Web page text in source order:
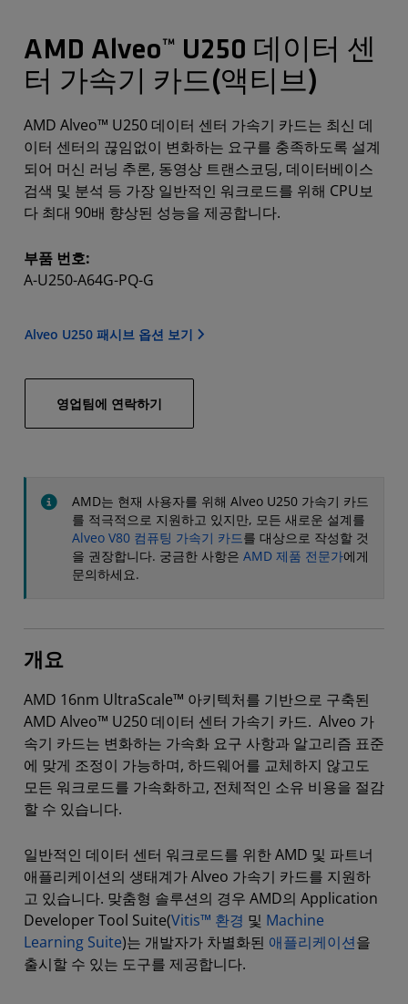
AMD Alveo™ U250 데이터 센
터 가속기 카드(액티브)
AMD Alveo™ U250 데이터 센터 가속기 카드는 최신 데
이터 센터의 끊임없이 변화하는 요구를 충족하도록 설계
되어 머신 러닝 추론, 동영상 트랜스코딩, 데이터베이스
검색 및 분석 등 가장 일반적인 워크로드를 위해 CPU보
다 최대 90배 향상된 성능을 제공합니다.
부품 번호:
A-U250-A64G-PQ-G
Alveo U250 패시브 옵션 보기
영업팀에 연락하기
AMD는 현재 사용자를 위해 Alveo U250 가속기 카드
를 적극적으로 지원하고 있지만, 모든 새로운 설계를
Alveo V80 컴퓨팅 가속기 카드를 대상으로 작성할 것
을 권장합니다. 궁금한 사항은 AMD 제품 전문가에게
문의하세요.
개요
AMD 16nm UltraScale™ 아키텍처를 기반으로 구축된
AMD Alveo™ U250 데이터 센터 가속기 카드. Alveo 가
속기 카드는 변화하는 가속화 요구 사항과 알고리즘 표준
에 맞게 조정이 가능하며, 하드웨어를 교체하지 않고도
모든 워크로드를 가속화하고, 전체적인 소유 비용을 절감
할 수 있습니다.
일반적인 데이터 센터 워크로드를 위한 AMD 및 파트너
애플리케이션의 생태계가 Alveo 가속기 카드를 지원하
고 있습니다. 맞춤형 솔루션의 경우 AMD의 Application
Developer Tool Suite(Vitis™ 환경 및 Machine
Learning Suite)는 개발자가 차별화된 애플리케이션을
출시할 수 있는 도구를 제공합니다.